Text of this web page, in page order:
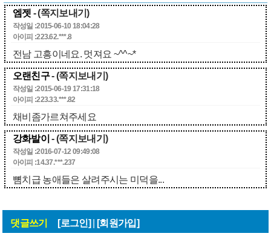
엠젯 - (쪽지보내기)
작성일 :2015-06-10 18:04:28
아이피 :223.62.***.8
전남 고흥이네요. 멋져요 ~^^~*
오랜친구- (쪽지보내기)
작성일 :2015-06-19 17:31:18
아이피 :223.33.***.82
채비좀가르쳐주세요
강화발이 - (쪽지보내기)
작성일 :2016-07-12 09:49:08
아이피 :14.37.***.237
뼘치급 농애들은 살려주시는 미덕을...
댓글쓰기 [로그인] [회원가입]